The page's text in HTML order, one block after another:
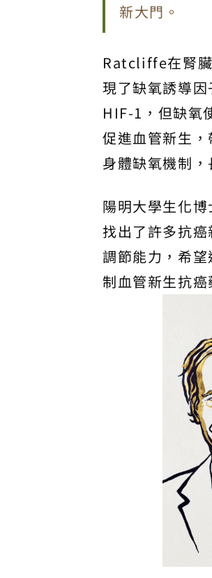
新大門。
Ratcliffe在腎臟
現了缺氧誘導
HIF-1，但缺氧
促進血管新生
身體缺氧機制
陽明大學生化
找出了許多抗
調節能力，希
制血管新生抗